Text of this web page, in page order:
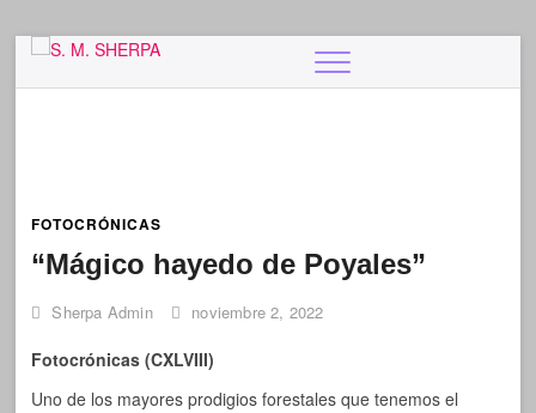
Saltar
S. M. SHERPA
SOCIEDAD DE MONTAÑA SHERPA DE LA RIOJA
FOTOCRÓNICAS
“Mágico hayedo de Poyales”
Sherpa Admin noviembre 2, 2022
Fotocrónicas (CXLVIII)
Uno de los mayores prodigios forestales que tenemos el